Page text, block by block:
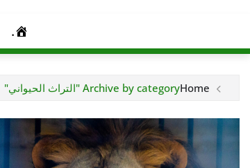
.
HomeArchive by category "التراث الحیواني"